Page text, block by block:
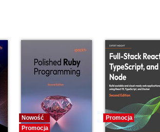
Nowość
Promocja
Promocja